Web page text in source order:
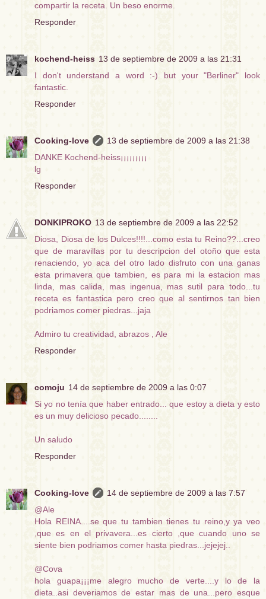
compartir la receta. Un beso enorme.
Responder
kochend-heiss 13 de septiembre de 2009 a las 21:31
I don't understand a word :-) but your "Berliner" look
fantastic.
Responder
Cooking-love
13 de septiembre de 2009 a las 21:38
DANKE Kochend-heiss¡¡¡¡¡¡¡¡¡
lg
Responder
DONKIPROKO 13 de septiembre de 2009 a las 22:52
Diosa, Diosa de los Dulces!!!!...como esta tu Reino??...creo
que de maravillas por tu descripcion del otoño que esta
renaciendo, yo aca del otro lado disfruto con una ganas
esta primavera que tambien, es para mi la estacion mas
linda, mas calida, mas ingenua, mas sutil para todo...tu
receta es fantastica pero creo que al sentirnos tan bien
podriamos comer piedras...jaja
Admiro tu creatividad, abrazos , Ale
Responder
comoju 14 de septiembre de 2009 a las 0:07
Si yo no tenía que haber entrado... que estoy a dieta y esto
es un muy delicioso pecado........
Un saludo
Responder
Cooking-love
14 de septiembre de 2009 a las 7:57
@Ale
Hola REINA....se que tu tambien tienes tu reino,y ya veo
,que es en el privavera...es cierto ,que cuando uno se
siente bien podriamos comer hasta piedras...jejejej..
@Cova
hola guapa¡¡¡me alegro mucho de verte....y lo de la
dieta..asi deveriamos de estar mas de una...pero esque